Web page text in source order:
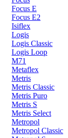
Focus E
Focus E2
Isiflex
Logis
Logis Classic
Logis Loop
M71
Metaflex
Metris
Metris Classic
Metris Puro
Metris S
Metris Select
Metropol
Metropol Classic